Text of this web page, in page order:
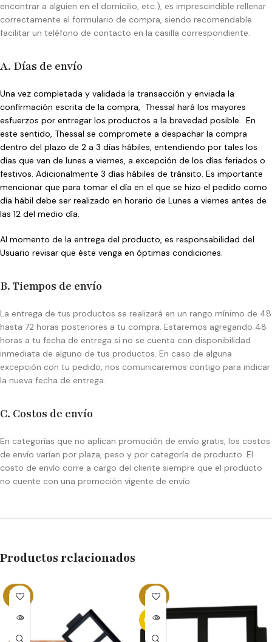
encontrar a alguien en el domicilio, etc.), es imprescindible rellenar
correctamente el formulario de compra, siendo recomendable
facilitar un teléfono de contacto en la casilla correspondiente.
A. Días de envío
Una vez completada y validada la transacción y enviada la
confirmación escrita de la compra, Thessal hará los mayores
esfuerzos por entregar los productos a la brevedad posible. En
este sentido, Thessal se compromete a despachar la compra
dentro del plazo de 2 a 3 días hábiles, entendiendo por tales los
días que van de lunes a viernes, a excepción de los días feriados o
festivos. Adicionalmente 3 días hábiles de tránsito. Es importante
mencionar que para tomar el día en el que se hizo el pedido como
día hábil debe ser realizado en horario de Lunes a viernes antes de
las 12 del medio día.
Al momento de la entrega del producto, es responsabilidad del
Usuario revisar que éste venga en óptimas condiciones.
B. Tiempos de envío
La entrega de tus productos se realizará en un rango mínimo de 48
hasta 72 horas posteriores a tu compra. Estaremos agregando 48
horas a tu fecha de entrega si no se cuenta con disponibilidad
inmediata de alguno de tus productos. En caso de alguna
excepción con tu pedido, nos comunicaremos contigo para indicar
la nueva fecha de entrega.
C. Costos de envío
En categorías que no aplican promoción de envío gratis, los costos
de envío varían por plaza, peso y por categoría de producto. El
costo de envío corre a cargo del cliente siempre que el producto
no cuente con una promoción vigente de envío.
Productos relacionados
SOLD
OUT
SOLD
OUT
NEW